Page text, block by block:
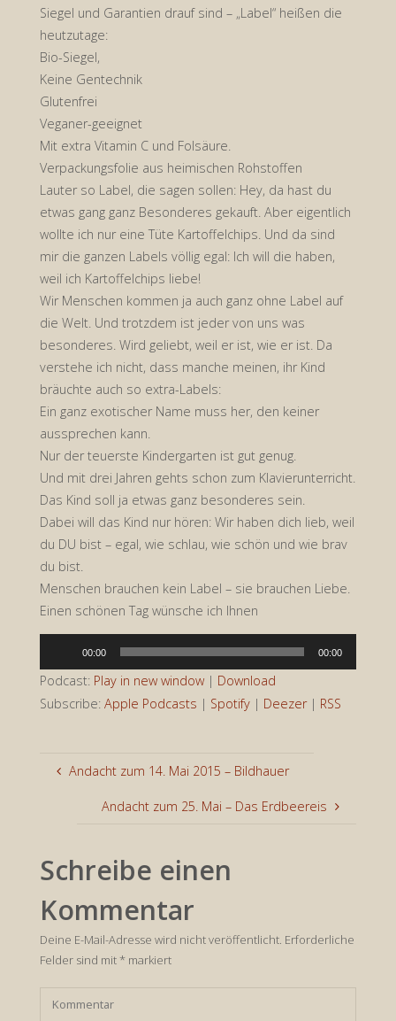
Siegel und Garantien drauf sind – „Label“ heißen die
heutzutage:
Bio-Siegel,
Keine Gentechnik
Glutenfrei
Veganer-geeignet
Mit extra Vitamin C und Folsäure.
Verpackungsfolie aus heimischen Rohstoffen
Lauter so Label, die sagen sollen: Hey, da hast du
etwas gang ganz Besonderes gekauft. Aber eigentlich
wollte ich nur eine Tüte Kartoffelchips. Und da sind
mir die ganzen Labels völlig egal: Ich will die haben,
weil ich Kartoffelchips liebe!
Wir Menschen kommen ja auch ganz ohne Label auf
die Welt. Und trotzdem ist jeder von uns was
besonderes. Wird geliebt, weil er ist, wie er ist. Da
verstehe ich nicht, dass manche meinen, ihr Kind
bräuchte auch so extra-Labels:
Ein ganz exotischer Name muss her, den keiner
aussprechen kann.
Nur der teuerste Kindergarten ist gut genug.
Und mit drei Jahren gehts schon zum Klavierunterricht.
Das Kind soll ja etwas ganz besonderes sein.
Dabei will das Kind nur hören: Wir haben dich lieb, weil
du DU bist – egal, wie schlau, wie schön und wie brav
du bist.
Menschen brauchen kein Label – sie brauchen Liebe.
Einen schönen Tag wünsche ich Ihnen
Player
00:00 00:00
Podcast: Play in new window| Download
Subscribe: Apple Podcasts | Spotify| Deezer| RSS
Andacht zum 14. Mai 2015 – Bildhauer
Andacht zum 25. Mai – Das Erdbeereis
Schreibe einen
Kommentar
Deine E-Mail-Adresse wird nicht veröffentlicht. Erforderliche
Felder sind mit*markiert